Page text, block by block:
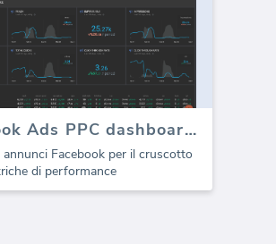
Facebook Ads PPC dashboard - Performance
annunci Facebook per il cruscotto
di performance